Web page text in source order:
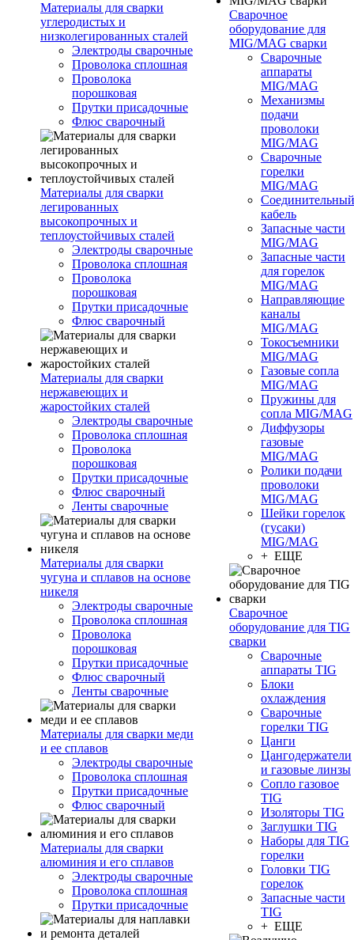
Материалы для сварки
углеродистых и
низколегированных сталей
Электроды сварочные
Проволока сплошная
Проволока
порошковая
Прутки присадочные
Флюс сварочный
Материалы для сварки
легированных
высокопрочных и
теплоустойчивых сталей
Электроды сварочные
Проволока сплошная
Проволока
порошковая
Прутки присадочные
Флюс сварочный
Материалы для сварки
нержавеющих и
жаростойких сталей
Электроды сварочные
Проволока сплошная
Проволока
порошковая
Прутки присадочные
Флюс сварочный
Ленты сварочные
Материалы для сварки
чугуна и сплавов на основе
никеля
Электроды сварочные
Проволока сплошная
Проволока
порошковая
Прутки присадочные
Флюс сварочный
Ленты сварочные
Материалы для сварки меди
и ее сплавов
Электроды сварочные
Проволока сплошная
Прутки присадочные
Флюс сварочный
Материалы для сварки
алюминия и его сплавов
Электроды сварочные
Проволока сплошная
Прутки присадочные
Сварочное
оборудование для
MIG/MAG сварки
Сварочные
аппараты
MIG/MAG
Механизмы
подачи
проволоки
MIG/MAG
Сварочные
горелки
MIG/MAG
Соединительный
кабель
Запасные части
MIG/MAG
Запасные части
для горелок
MIG/MAG
Направляющие
каналы
MIG/MAG
Токосъемники
MIG/MAG
Газовые сопла
MIG/MAG
Пружины для
сопла MIG/MAG
Диффузоры
газовые
MIG/MAG
Ролики подачи
проволоки
MIG/MAG
Шейки горелок
(гусаки)
MIG/MAG
+ ЕЩЕ
Сварочное
оборудование для TIG
сварки
Сварочные
аппараты TIG
Блоки
охлаждения
Сварочные
горелки TIG
Цанги
Цангодержатели
и газовые линзы
Сопло газовое
TIG
Изоляторы TIG
Заглушки TIG
Наборы для TIG
горелки
Головки TIG
горелок
Запасные части
TIG
+ ЕЩЕ